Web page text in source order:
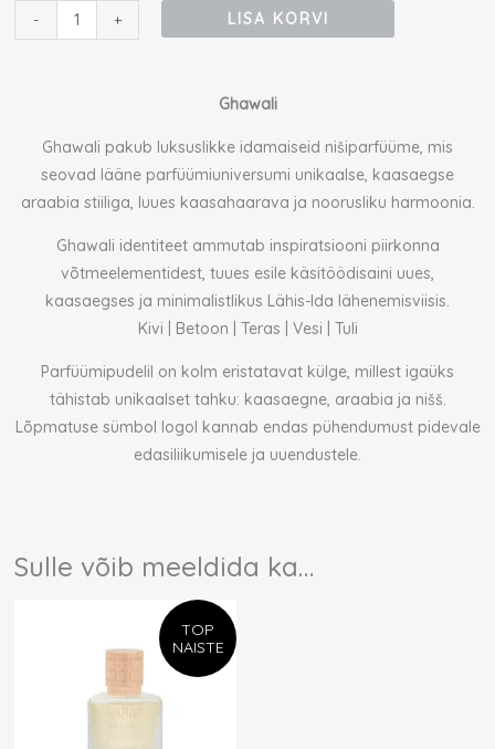
-
+
LISA KORVI
Ghawali
Ghawali pakub luksuslikke idamaiseid nišiparfüüme, mis
seovad lääne parfüümiuniversumi unikaalse, kaasaegse
araabia stiiliga, luues kaasahaarava ja noorusliku harmoonia.
Ghawali identiteet ammutab inspiratsiooni piirkonna
võtmeelementidest, tuues esile käsitöödisaini uues,
kaasaegses ja minimalistlikus Lähis-Ida lähenemisviisis.
Kivi | Betoon | Teras | Vesi | Tuli
Parfüümipudelil on kolm eristatavat külge, millest igaüks
tähistab unikaalset tahku: kaasaegne, araabia ja nišš.
Lõpmatuse sümbol logol kannab endas pühendumust pidevale
edasiliikumisele ja uuendustele.
Sulle võib meeldida ka…
TOP
NAISTE